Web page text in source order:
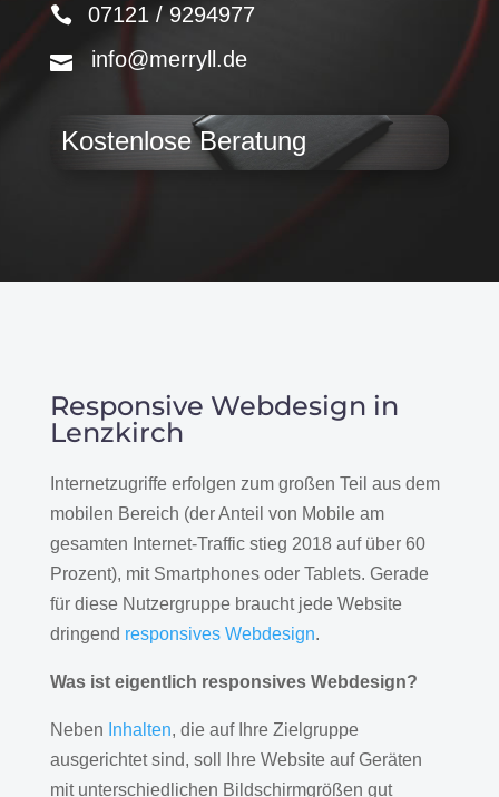
07121 / 9294977
info@merryll.de
Kostenlose Beratung
Responsive Webdesign in
Lenzkirch
Internetzugriffe erfolgen zum großen Teil aus dem
mobilen Bereich (der Anteil von Mobile am
gesamten Internet-Traffic stieg 2018 auf über 60
Prozent), mit Smartphones oder Tablets. Gerade
für diese Nutzergruppe braucht jede Website
dringend responsives Webdesign.
Was ist eigentlich responsives Webdesign?
Neben Inhalten, die auf Ihre Zielgruppe
ausgerichtet sind, soll Ihre Website auf Geräten
mit unterschiedlichen Bildschirmgrößen gut